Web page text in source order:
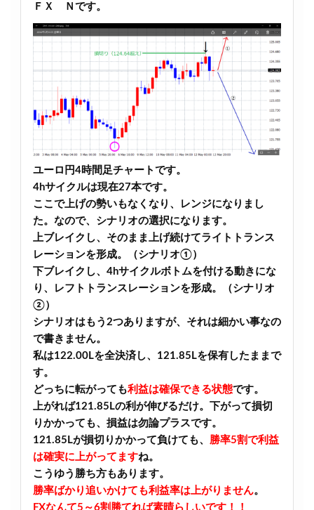
ＦＸ Ｎです。
ユーロ円4時間足チャートです。
4hサイクルは現在27本です。
ここで上げの勢いもなくなり、レンジになりまし
た。なので、シナリオの選択になります。
上ブレイクし、そのまま上げ続けてライトトランス
レーションを形成。（シナリオ①）
下ブレイクし、4hサイクルボトムを付ける動きにな
り、レフトトランスレーションを形成。（シナリオ
②）
シナリオはもう2つありますが、それは細かい事なの
で書きません。
私は122.00Lを全決済し、121.85Lを保有したままで
す。
どっちに転がっても利益は確保できる状態です。
上がれば121.85Lの利が伸びるだけ。下がって損切
りかかっても、損益は勿論プラスです。
121.85Lが損切りかかって負けても、 勝率5割で利益
は確実に上がってますね。
こうゆう勝ち方もあります。
勝率ばかり追いかけても利益率は上がりません。
FXなんて5～6割勝てれば素晴らしいです！！